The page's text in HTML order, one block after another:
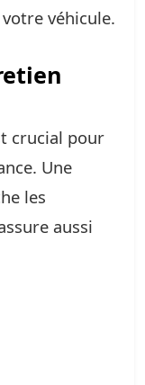
véhicule.
crucial pour
Une
les
aussi